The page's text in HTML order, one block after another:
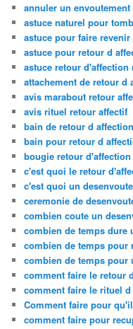
annuler un
astuce naturel pour
astuce pour faire revenir
astuce pour retour d
astuce retour d'affection
attachement de retour d
avis marabout retour
avis rituel retour affectif
bain de retour d affection
bain pour retour d
bougie retour d'affection
c'est quoi le retour
c'est quoi un
ceremonie de
combien coute un
combien de temps dure
combien de temps pour
combien de temps pour
comment faire le retour
comment faire le rituel
Comment faire pour
comment faire pour